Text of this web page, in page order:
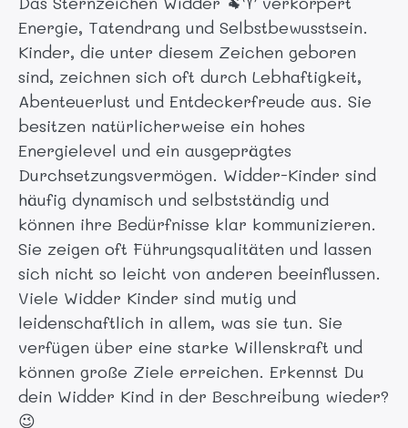
Energie, Tatendrang und Selbstbewusstsein.
Kinder, die unter diesem Zeichen geboren
sind, zeichnen sich oft durch Lebhaftigkeit,
Abenteuerlust und Entdeckerfreude aus. Sie
besitzen natürlicherweise ein hohes
Energielevel und ein ausgeprägtes
Durchsetzungsvermögen. Widder-Kinder sind
häufig dynamisch und selbstständig und
können ihre Bedürfnisse klar kommunizieren.
Sie zeigen oft Führungsqualitäten und lassen
sich nicht so leicht von anderen beeinflussen.
Viele Widder Kinder sind mutig und
leidenschaftlich in allem, was sie tun. Sie
verfügen über eine starke Willenskraft und
können große Ziele erreichen. Erkennst Du
dein Widder Kind in der Beschreibung wieder?
😉